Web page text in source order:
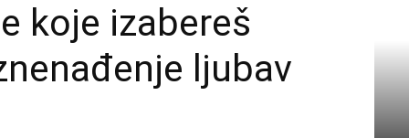
koje izabereš
ljubav